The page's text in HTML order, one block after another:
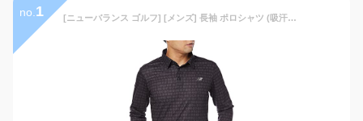
no. 1 [ニューバランス ゴルフ] [メンズ] 長袖 ポロシャツ (吸汗速乾性・UPF40+) / ゴルフ / 012-1269001 010_ブラック 5 [L]